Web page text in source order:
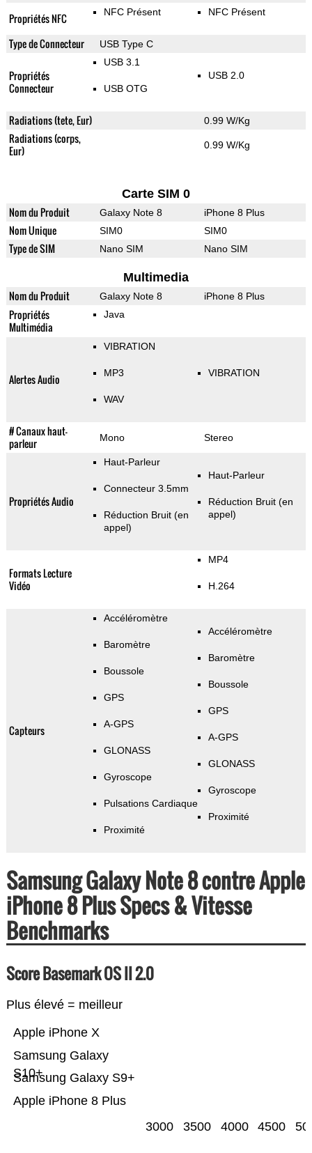
Propriétés NFC NFC Présent NFC Présent
Type de Connecteur USB Type C
Propriétés
Connecteur
USB 3.1
USB OTG
USB 2.0
Radiations (tete, Eur) 0.99 W/Kg
Radiations (corps,
Eur)
0.99 W/Kg
Carte SIM 0
Nom du Produit Galaxy Note 8 iPhone 8 Plus
Nom Unique SIM0 SIM0
Type de SIM Nano SIM Nano SIM
Multimedia
Nom du Produit Galaxy Note 8 iPhone 8 Plus
Propriétés
Multimédia
Java
Alertes Audio
VIBRATION
MP3
WAV
VIBRATION
# Canaux haut-
parleur
Mono Stereo
Propriétés Audio
Haut-Parleur
Connecteur 3.5mm
Réduction Bruit (en
appel)
Haut-Parleur
Réduction Bruit (en
appel)
Formats Lecture
Vidéo
MP4
H.264
Capteurs
Accéléromètre
Baromètre
Boussole
GPS
A-GPS
GLONASS
Gyroscope
Pulsations Cardiaque
Proximité
Accéléromètre
Baromètre
Boussole
GPS
A-GPS
GLONASS
Gyroscope
Proximité
Samsung Galaxy Note 8 contre Apple
iPhone 8 Plus Specs & Vitesse
Benchmarks
Score Basemark OS II 2.0
Plus élevé = meilleur
Apple iPhone 8 Plus
Samsung Galaxy S9+
Samsung Galaxy
S10+
Apple iPhone X
3000 3500 4000 4500